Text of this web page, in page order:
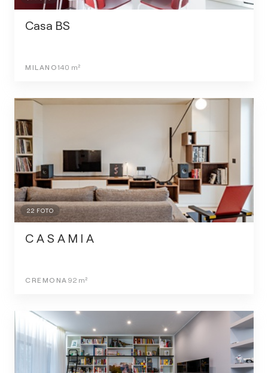
Casa BS
MILANO140 m²
22 FOTO
C A S A M I A
CREMONA 92m²